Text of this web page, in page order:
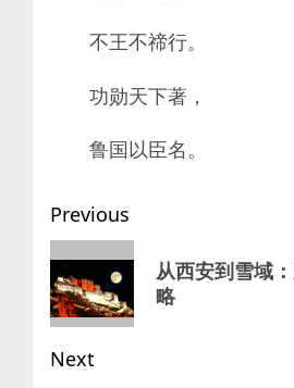
不王不禘行。
功勋天下著，
鲁国以臣名。
Post
navigation
Previous
Previous
post:
从西安到雪域
略
Next